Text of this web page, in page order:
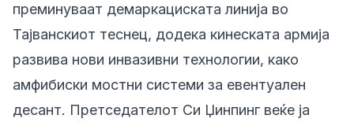
преминуваат демаркациската линија во
Тајванскиот теснец, додека кинеската армија
развива нови инвазивни технологии, како
амфибиски мостни системи за евентуален
десант. Претседателот Си Џинпинг веќе ја